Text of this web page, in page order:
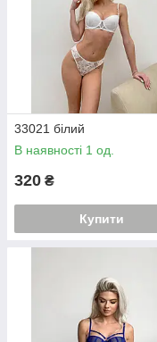
33021 білий
В наявності 1 од.
320 ₴
Купити